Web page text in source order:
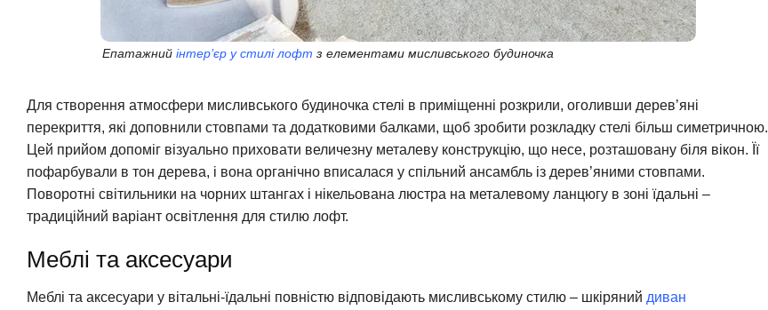
Епатажний інтер’єр у стилі лофт з елементами мисливського будиночка
Для створення атмосфери мисливського будиночка стелі в приміщенні розкрили, оголивши дерев’яні
перекриття, які доповнили стовпами та додатковими балками, щоб зробити розкладку стелі більш симетричною.
Цей прийом допоміг візуально приховати величезну металеву конструкцію, що несе, розташовану біля вікон. Її
пофарбували в тон дерева, і вона органічно вписалася у спільний ансамбль із дерев’яними стовпами.
Поворотні світильники на чорних штангах і нікельована люстра на металевому ланцюгу в зоні їдальні –
традиційний варіант освітлення для стилю лофт.
Меблі та аксесуари
Меблі та аксесуари у вітальні-їдальні повністю відповідають мисливському стилю – шкіряний диван